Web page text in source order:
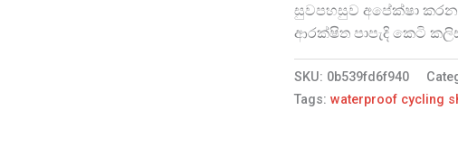
සුවපහසුව අපේක්ෂා කරන
ආරක්ෂිත පාපැදි කෙටි
SKU: 0b539fd6f940
Tags:waterproof cycling